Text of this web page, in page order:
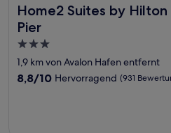
Home2 Suites by
Pier
Home2 Suites by Hilton
3.0-
Sterne-
Unterkunft
1,9 km von Avalon Hafen entfernt
8.8
8,8/10 Hervorragend (931